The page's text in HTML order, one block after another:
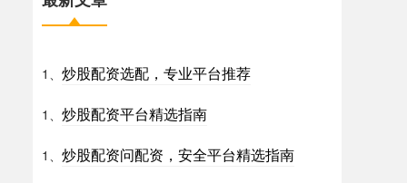
1、 炒股配资选配，专业平台推荐
1、 炒股配资平台精选指南
1、 炒股配资问配资，安全平台精选指南